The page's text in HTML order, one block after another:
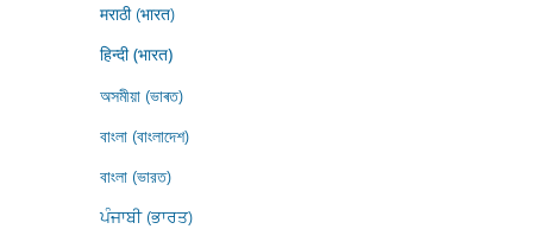
मराठी (भारत)
हिन्दी (भारत)
অসমীয়া (ভাৰত)
বাংলা (বাংলাদেশ)
বাংলা (ভারত)
ਪੰਜਾਬੀ (ਭਾਰਤ)